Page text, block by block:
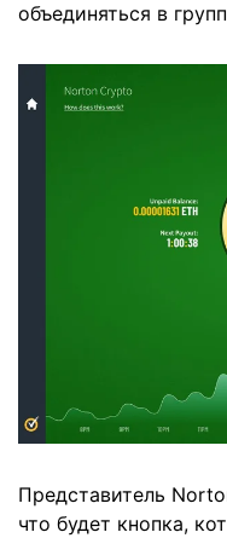
объединяться в
Представитель
что будет кнопка,